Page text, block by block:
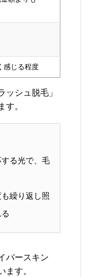
感じる程度
ッシュ脱毛」
す。
る光で、毛
繰り返し照
パースキン
ます。